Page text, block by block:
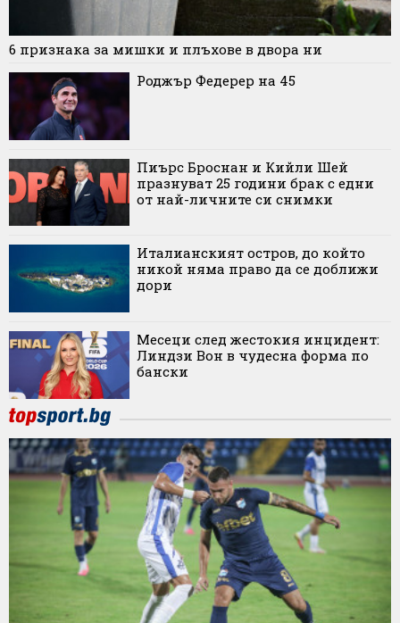
6 признака за мишки и плъхове в двора ни
Роджър Федерер на 45
Пиърс Броснан и Кийли Шей
празнуват 25 години брак с едни
от най-личните си снимки
Италианският остров, до който
никой няма право да се доближи
дори
Месеци след жестокия инцидент:
Линдзи Вон в чудесна форма по
бански